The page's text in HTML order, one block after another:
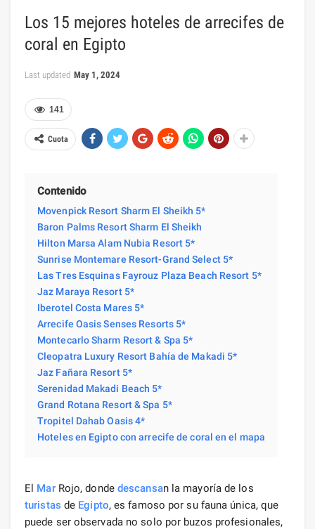
Los 15 mejores hoteles de arrecifes de
coral en Egipto
Last updated May 1, 2024
141
Cuota
Contenido
Movenpick Resort Sharm El Sheikh 5*
Baron Palms Resort Sharm El Sheikh
Hilton Marsa Alam Nubia Resort 5*
Sunrise Montemare Resort-Grand Select 5*
Las Tres Esquinas Fayrouz Plaza Beach Resort 5*
Jaz Maraya Resort 5*
Iberotel Costa Mares 5*
Arrecife Oasis Senses Resorts 5*
Montecarlo Sharm Resort & Spa 5*
Cleopatra Luxury Resort Bahía de Makadi 5*
Jaz Fañara Resort 5*
Serenidad Makadi Beach 5*
Grand Rotana Resort & Spa 5*
Tropitel Dahab Oasis 4*
Hoteles en Egipto con arrecife de coral en el mapa
El MarRojo, donde descansan la mayoría de los
turistas de Egipto, es famoso por su fauna única, que
puede ser observada no solo por buzos profesionales,